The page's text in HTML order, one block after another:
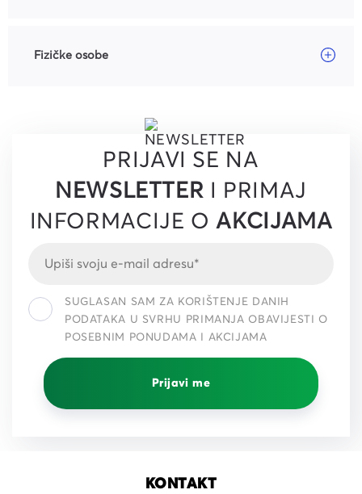
Fizičke osobe
PRIJAVI SE NA
NEWSLETTER I PRIMAJ
INFORMACIJE OAKCIJAMA
SUGLASAN SAM ZA KORIŠTENJE DANIH
PODATAKA U SVRHU PRIMANJA OBAVIJESTI O
POSEBNIM PONUDAMA I AKCIJAMA
Prijavi me
KONTAKT